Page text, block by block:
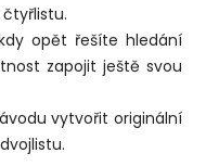
opět řešíte hledání
zapojit ještě svou
vytvořit originální